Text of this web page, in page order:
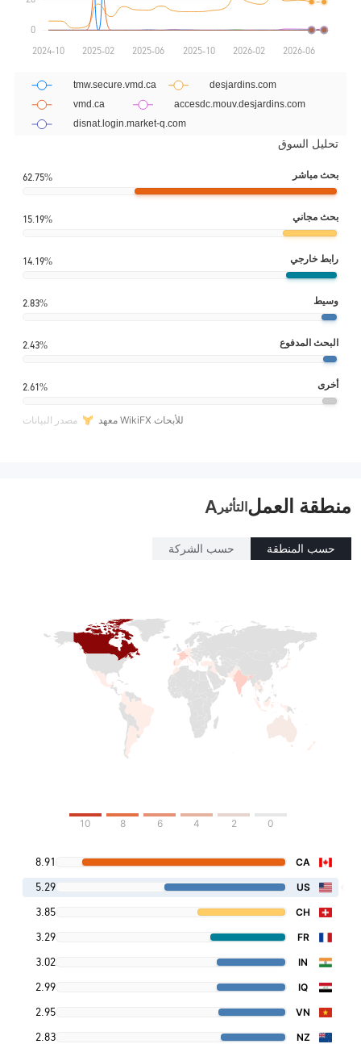
تحليل السوق
بحث مباشر 62.75%
بحث مجاني 15.19%
رابط خارجي 14.19%
وسيط 2.83%
البحث المدفوع 2.43%
أخرى 2.61%
مصدر البيانات معهد WikiFX للأبحاث
منطقة العملالتأثير A
حسب المنطقة حسب الشركة
0
2
4
6
8
10
CA
8.91
US
5.29
CH
3.85
FR
3.29
IN
3.02
IQ
2.99
VN
2.95
NZ
2.83